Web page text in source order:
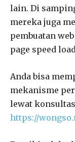
lain. Di
mereka juga
pembuatan
page speed
Anda bisa
mekanisme
lewat
https://